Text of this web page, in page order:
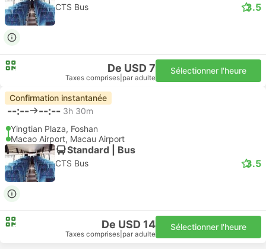
CTS Bus 3.5
De USD 7
Taxes comprises par adulte
Sélectionner l'heure
Confirmation instantanée
--:-- --:-- 3h 30m
Yingtian Plaza, Foshan
Macao Airport, Macau Airport
Standard | Bus
CTS Bus 3.5
De USD 14
Taxes comprises par adulte
Sélectionner l'heure